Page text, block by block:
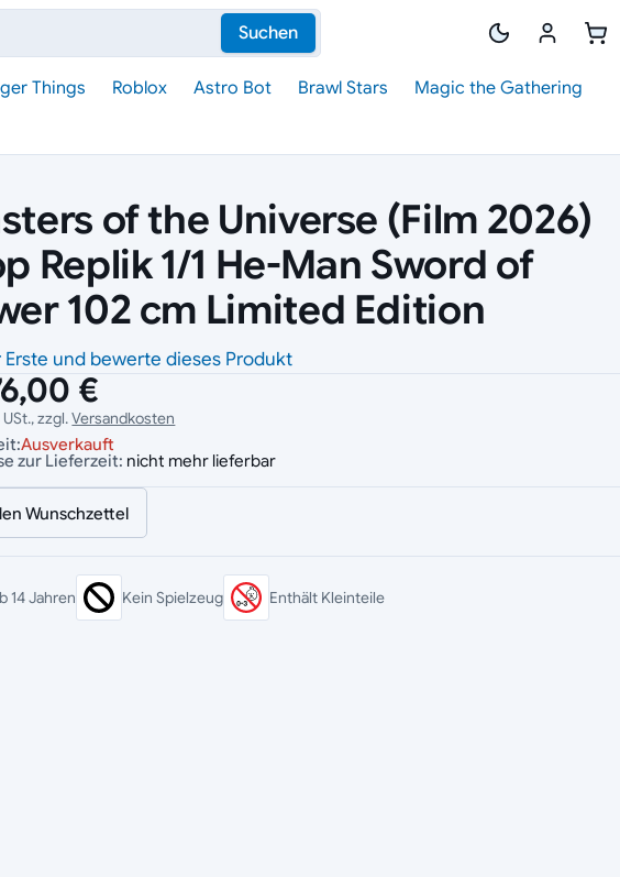
Suchen
Things Roblox Astro Bot Brawl Stars
Magic the Gathering
of the Universe (Film 2026)
Replik 1/1 He-Man Sword of
102 cm Limited Edition
Erste und bewerte dieses Produkt
€
USt., zzgl.Versandkosten
Ausverkauft
zur Lieferzeit: nicht mehr lieferbar
Wunschzettel
14 Jahren Kein Spielzeug Enthält Kleinteile